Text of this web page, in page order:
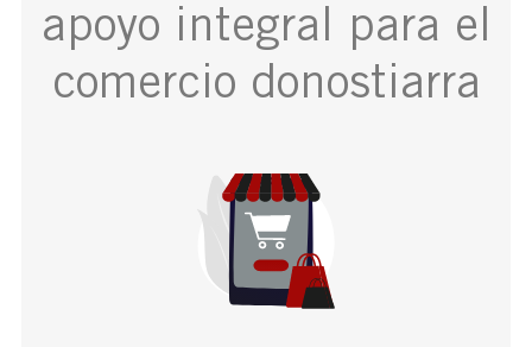
apoyo integral para el
comercio donostiarra